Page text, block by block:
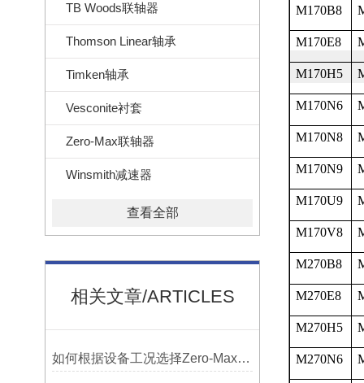
TB Woods联轴器
Thomson Linear轴承
Timken轴承
Vesconite衬套
Zero-Max联轴器
Winsmith减速器
查看全部
相关文章/ARTICLES
如何根据设备工况选择Zero-Max联轴器？
M170B8
M170E8
M170H5
M170N6
M170N8
M170N9
M170U9
M170V8
M270B8
M270E8
M270H5
M270N6